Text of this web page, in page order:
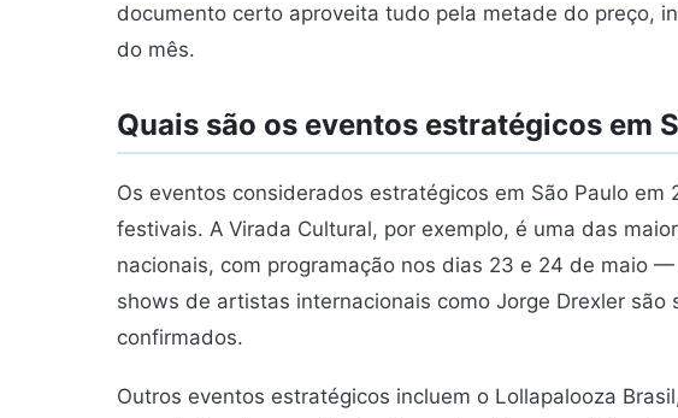
documento certo aproveita tudo pela metade do preço,
do mês.
Quais são os eventos estratégicos em
Os eventos considerados estratégicos em São Paulo em
festivais. A Virada Cultural, por exemplo, é uma das
nacionais, com programação nos dias 23 e 24 de maio
shows de artistas internacionais como Jorge Drexler são
confirmados.
Outros eventos estratégicos incluem o Lollapalooza